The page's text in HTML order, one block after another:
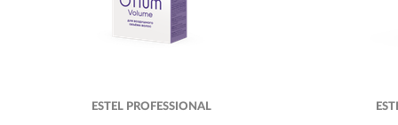
ESTEL PROFESSIONAL